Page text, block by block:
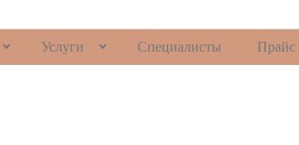
Услуги Специалисты Прайс